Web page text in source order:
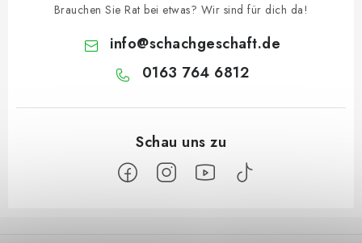
Brauchen Sie Rat bei etwas? Wir sind für dich da!
info@schachgeschaft.de
0163 764 6812
F